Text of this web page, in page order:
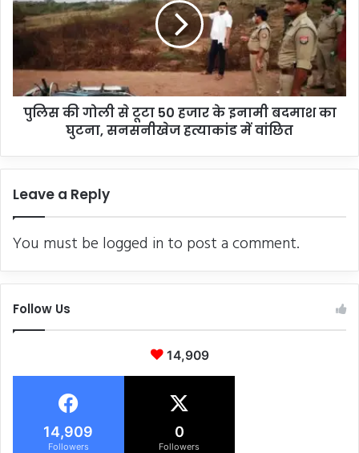
से
टूटा
हजार
इनामी
बदमाश
में
पुलिस की गोली से टूटा 50 हजार के इनामी बदमाश का
घुटना, सनसनीखेज हत्याकांड में वांछित
Leave a Reply
You must be logged in to post a comment.
Follow Us
14,909
14,909
Followers
0
Followers